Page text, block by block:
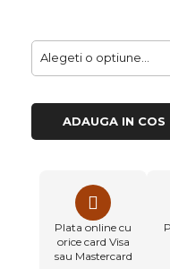
ADAUGA IN COS
Plata online cu
orice card Visa
sau Mastercard